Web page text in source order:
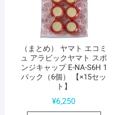
（まとめ） ヤマト エコミ
ュ アラビックヤマト スポ
ンジキャップ E-NA-S6H 1
パック（6個） 【×15セッ
ト】
¥6,250